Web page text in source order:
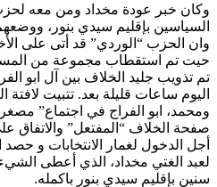
وكان خبر عودة مخداد ومن معه
السياسين بإقليم سيدي بنور،
وان الحزب “الوردي” قد أتى على
حيت تم استقطاب مجموعة من
تم تذويب جليد الخلاف بين آل ابو
اليوم ساعات قليلة بعد. تتبيت
ومحمد، ابو الفراج في اجتماع”
صفحة الخلاف “المفتعل”
أجل الدخول لغمار الانتخابات و حصد
لعبد الغتي مخداد، الذي أعطى
سنين بإقليم سيدي بنور باكمله.